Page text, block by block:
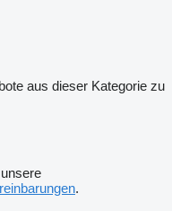
aus dieser Kategorie zu
.